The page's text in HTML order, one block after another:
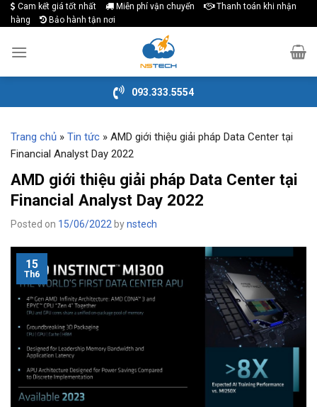
Skip
to
content
Cam kết giá tốt nhất Miễn phí vận chuyển
Thanh toán khi nhận
hàng
Bảo hành tận nơi
093.333.5554
Trang chủ » Tin tức » AMD giới thiệu giải pháp Data Center tại
Financial Analyst Day 2022
AMD giới thiệu giải pháp Data Center tại
Financial Analyst Day 2022
Posted on 15/06/2022 bynstech
15
Th6